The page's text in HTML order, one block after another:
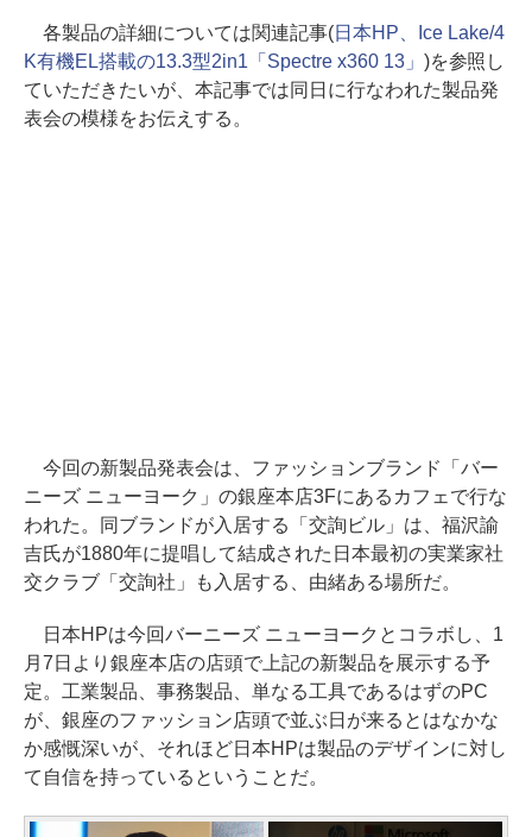
各製品の詳細については関連記事(日本HP、Ice Lake/4
K有機EL搭載の13.3型2in1「Spectre x360 13」 )を参照し
ていただきたいが、本記事では同日に行なわれた製品発
表会の模様をお伝えする。
今回の新製品発表会は、ファッションブランド「バー
ニーズ ニューヨーク」の銀座本店3Fにあるカフェで行な
われた。同ブランドが入居する「交詢ビル」は、福沢諭
吉氏が1880年に提唱して結成された日本最初の実業家社
交クラブ「交詢社」も入居する、由緒ある場所だ。
日本HPは今回バーニーズ ニューヨークとコラボし、1
月7日より銀座本店の店頭で上記の新製品を展示する予
定。工業製品、事務製品、単なる工具であるはずのPC
が、銀座のファッション店頭で並ぶ日が来るとはなかな
か感慨深いが、それほど日本HPは製品のデザインに対し
て自信を持っているということだ。